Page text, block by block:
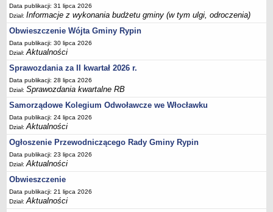
Wniosek o promesę przyłączenia do sieci
wodociągowej/kanalizacyjnej
Wniosek o dodatek węglowy
Zgłoszenie eksploatacji przydomowej oczyszczalni ścieków
Świadczenie pieniężne z tytułu pełnienia funkcji sołtysa
Deklaracja dotycząca źródeł ciepła i źródeł spalania paliw
Rolnictwo
Wniosek o przyznanie dotacji celowej na wymianę źródeł ciepła
P R Z E T A R G I
Plan postepowań o udzielenie zamówień
PRZETARGI UZP
Zapytania ofertowe
Przetargi - zbycie,dzierżawa,najem mienia komunalnego
Zamówienia Gminnego Ośrodka Pomocy Społecznej
Data publikacji: 31 lipca 2026
Dział:Informacje z wykonania budżetu gminy (w tym ulgi, odroczenia)
Obwieszczenie Wójta Gminy Rypin
Data publikacji: 30 lipca 2026
Dział:Aktualności
Sprawozdania za II kwartał 2026 r.
Data publikacji: 28 lipca 2026
Dział:Sprawozdania kwartalne RB
Samorządowe Kolegium Odwoławcze we Włocławku
Data publikacji: 24 lipca 2026
Dział:Aktualności
Ogłoszenie Przewodniczącego Rady Gminy Rypin
Data publikacji: 23 lipca 2026
Dział:Aktualności
Obwieszczenie
Data publikacji: 21 lipca 2026
Dział:Aktualności